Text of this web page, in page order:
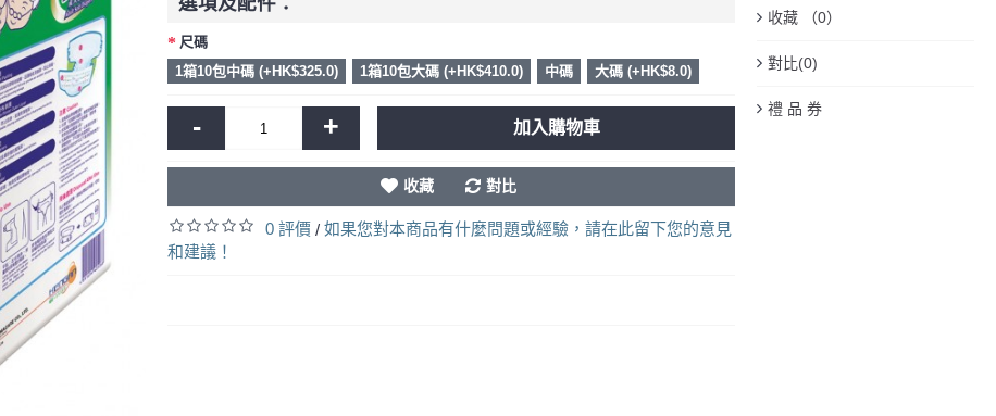
收藏 （0）
對比(0)
禮 品 券
尺碼
1箱10包中碼 (+HK$325.0)
1箱10包大碼 (+HK$410.0) 中碼 大碼 (+HK$8.0)
- + 加入購物車
收藏 對比
0 評價 / 如果您對本商品有什麼問題或經驗，請在此留下您的意見
和建議！